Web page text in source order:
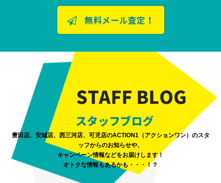
豊田店、安城店、西三河店、可児店のACTION1（アクションワン）のスタ
ッフからのお知らせや、
キャンペーン情報などをお届けします！
オトクな情報もあるかも・・・！？